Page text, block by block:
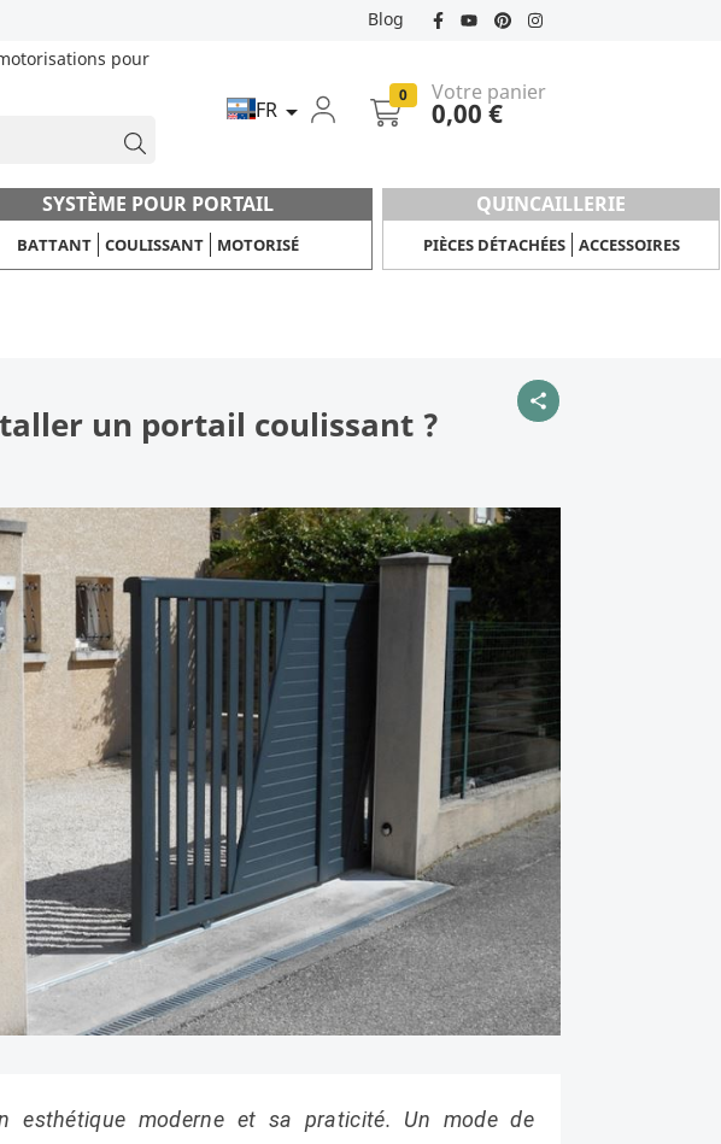
Blog
pour
FR 
0 Votre panier
0,00 €
SYSTÈME POUR PORTAIL
BATTANT COULISSANT MOTORISÉ
QUINCAILLERIE
PIÈCES DÉTACHÉES ACCESSOIRES
un portail coulissant ?
share
esthétique moderne et sa praticité. Un mode de